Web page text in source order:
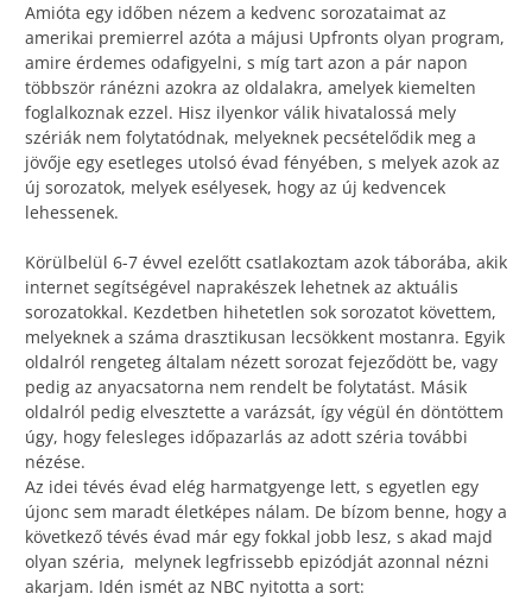
Amióta egy időben nézem a kedvenc sorozataimat az
amerikai premierrel azóta a májusi Upfronts olyan program,
amire érdemes odafigyelni, s míg tart azon a pár napon
többször ránézni azokra az oldalakra, amelyek kiemelten
foglalkoznak ezzel. Hisz ilyenkor válik hivatalossá mely
szériák nem folytatódnak, melyeknek pecsételődik meg a
jövője egy esetleges utolsó évad fényében, s melyek azok az
új sorozatok, melyek esélyesek, hogy az új kedvencek
lehessenek.
Körülbelül 6-7 évvel ezelőtt csatlakoztam azok táborába, akik
internet segítségével naprakészek lehetnek az aktuális
sorozatokkal. Kezdetben hihetetlen sok sorozatot követtem,
melyeknek a száma drasztikusan lecsökkent mostanra. Egyik
oldalról rengeteg általam nézett sorozat fejeződött be, vagy
pedig az anyacsatorna nem rendelt be folytatást. Másik
oldalról pedig elvesztette a varázsát, így végül én döntöttem
úgy, hogy felesleges időpazarlás az adott széria további
nézése.
Az idei tévés évad elég harmatgyenge lett, s egyetlen egy
újonc sem maradt életképes nálam. De bízom benne, hogy a
következő tévés évad már egy fokkal jobb lesz, s akad majd
olyan széria, melynek legfrissebb epizódját azonnal nézni
akarjam. Idén ismét az NBC nyitotta a sort: